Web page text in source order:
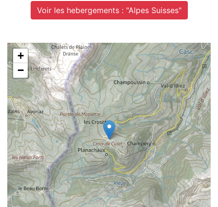
Voir les hebergements : "Alpes Suisses"
+
−